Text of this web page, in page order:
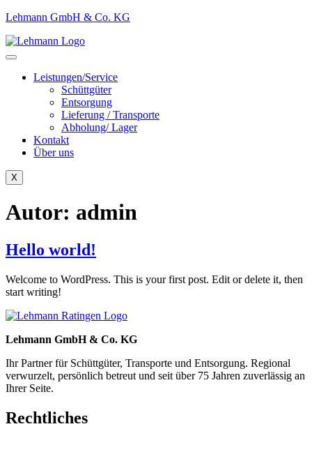
Lehmann GmbH & Co. KG
Leistungen/Service
Schüttgüter
Entsorgung
Lieferung / Transporte
Abholung/ Lager
Kontakt
Über uns
X
Autor: admin
Hello world!
Welcome to WordPress. This is your first post. Edit or delete it, then
start writing!
Lehmann GmbH & Co. KG
Ihr Partner für Schüttgüter, Transporte und Entsorgung. Regional
verwurzelt, persönlich betreut und seit über 75 Jahren zuverlässig an
Ihrer Seite.
Rechtliches